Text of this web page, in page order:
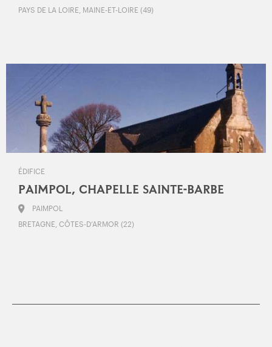
PAYS DE LA LOIRE, MAINE-ET-LOIRE (49)
ÉDIFICE
PAIMPOL, CHAPELLE SAINTE-BARBE
PAIMPOL
BRETAGNE, CÔTES-D’ARMOR (22)